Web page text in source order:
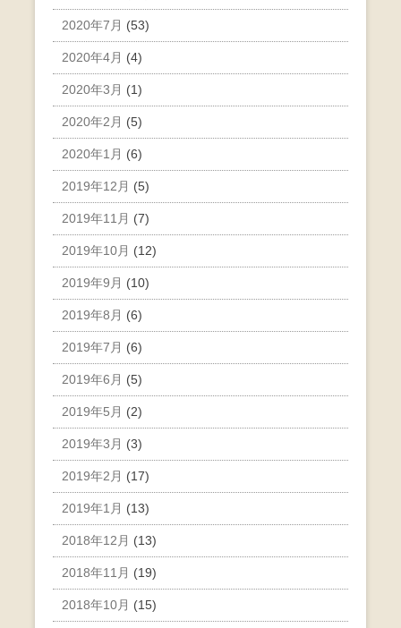
2020年7月 (53)
2020年4月 (4)
2020年3月 (1)
2020年2月 (5)
2020年1月 (6)
2019年12月 (5)
2019年11月 (7)
2019年10月 (12)
2019年9月 (10)
2019年8月 (6)
2019年7月 (6)
2019年6月 (5)
2019年5月 (2)
2019年3月 (3)
2019年2月 (17)
2019年1月 (13)
2018年12月 (13)
2018年11月 (19)
2018年10月 (15)